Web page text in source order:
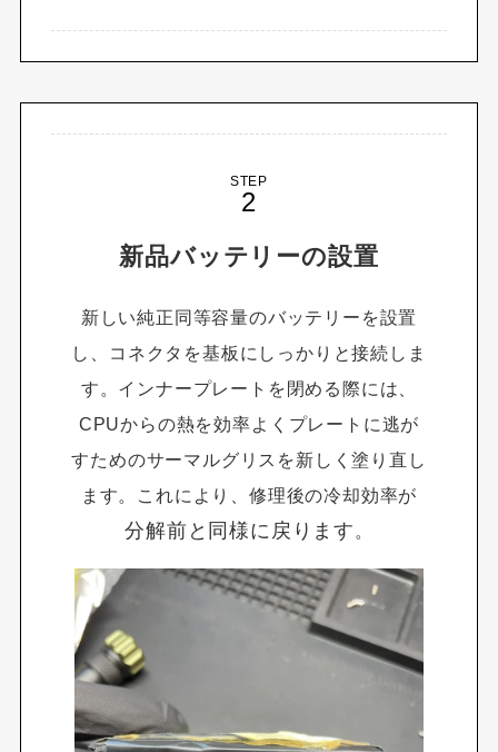
STEP
新品バッテリーの設置
新しい純正同等容量のバッテリーを設置
し、コネクタを基板にしっかりと接続しま
す。インナープレートを閉める際には、
CPUからの熱を効率よくプレートに逃が
すためのサーマルグリスを新しく塗り直し
ます。これにより、修理後の冷却効率が
分解前と同様に戻ります 。